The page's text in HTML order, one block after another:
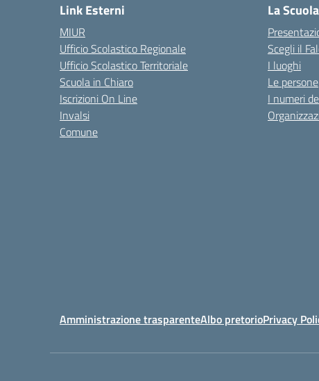
Link Esterni
MIUR
Ufficio Scolastico Regionale
Ufficio Scolastico Territoriale
Scuola in Chiaro
Iscrizioni On Line
Invalsi
Comune
La Scuola
Scegli il
I luoghi
Le persone
I numeri
Amministrazione trasparenteAlbo pretorioPrivacy